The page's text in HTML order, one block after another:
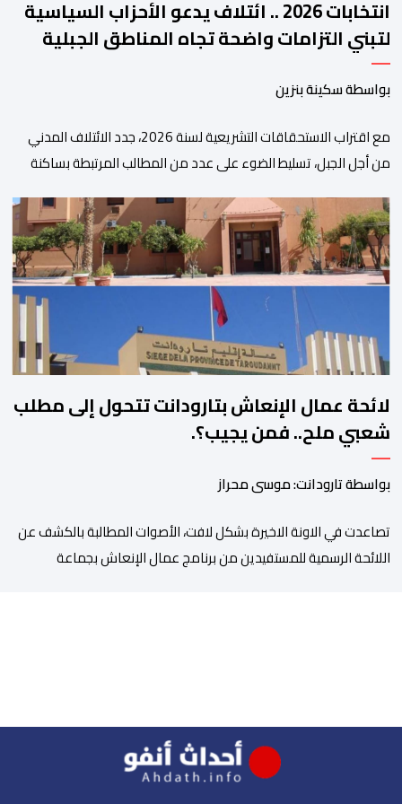
انتخابات 2026 .. ائتلاف يدعو الأحزاب السياسية
لتبني التزامات واضحة تجاه المناطق الجبلية
بواسطة سكينة بنزين
مع اقتراب الاستحقاقات التشريعية لسنة 2026، جدد الائتلاف المدني
من أجل الجبل، تسليط الضوء على عدد من المطالب المرتبطة بساكنة
فيها الأحزاب السياسية، إلى ادراج 10 التزامات ضمن برامجها الانتخابية
المنتظرة، في إطار تعاقد سياسي مع المناطق الجبلية والانتقال من
الوعود الانتخابية إلى التزامات عملية […]
لائحة عمال الإنعاش بتارودانت تتحول إلى مطلب
شعبي ملح.. فمن يجيب؟.
بواسطة تارودانت: موسى محراز
تصاعدت في الاونة الاخيرة بشكل لافت، الأصوات المطالبة بالكشف عن
اللائحة الرسمية للمستفيدين من برنامج عمال الإنعاش بجماعة